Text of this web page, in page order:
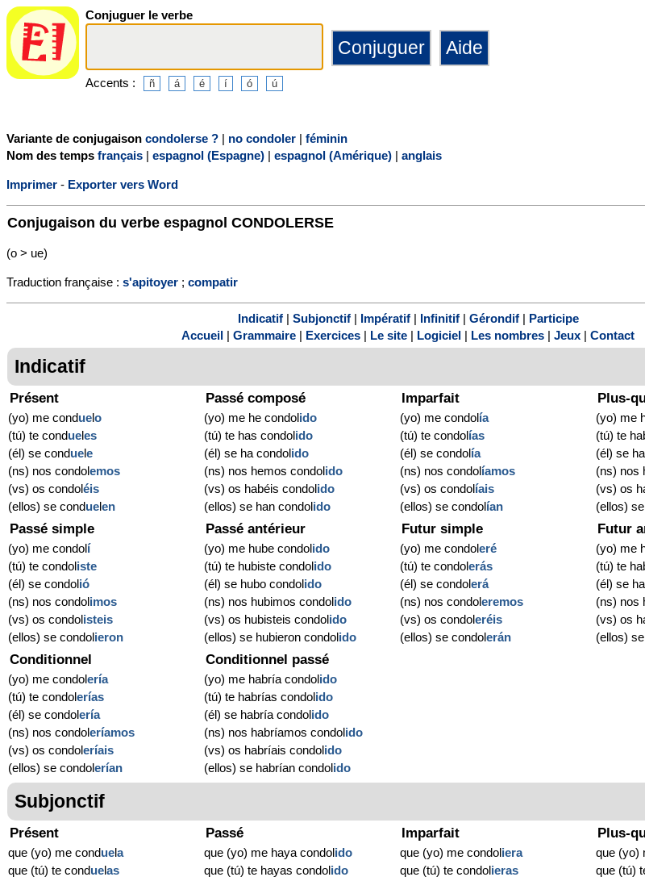
Conjuguer le verbe
Accents :
Variante de conjugaison condolerse ? | no condoler | féminin
Nom des temps français | espagnol (Espagne) | espagnol (Amérique) | anglais
Imprimer - Exporter vers Word
Conjugaison du verbe espagnol CONDOLERSE
(o > ue)
Traduction française : s'apitoyer ; compatir
Indicatif| Subjonctif| Impératif| Infinitif| Gérondif| Participe
Accueil | Grammaire | Exercices | Le site | Logiciel | Les nombres | Jeux | Contact
Indicatif
Présent
(yo) me conduelo
(tú) te condueles
(él) se conduele
(ns) nos condolemos
(vs) os condoléis
(ellos) se conduelen
Passé composé
(yo) me he condolido
(tú) te has condolido
(él) se ha condolido
(ns) nos hemos condolido
(vs) os habéis condolido
(ellos) se han condolido
Imparfait
(yo) me condolía
(tú) te condolías
(él) se condolía
(ns) nos condolíamos
(vs) os condolíais
(ellos) se condolían
Plus-
(yo) me
(tú) te
(él) se
(ns) nos
(vs) os
(ellos)
Passé simple
(yo) me condolí
(tú) te condoliste
(él) se condolió
(ns) nos condolimos
(vs) os condolisteis
(ellos) se condolieron
Passé antérieur
(yo) me hube condolido
(tú) te hubiste condolido
(él) se hubo condolido
(ns) nos hubimos condolido
(vs) os hubisteis condolido
(ellos) se hubieron condolido
Futur simple
(yo) me condoleré
(tú) te condolerás
(él) se condolerá
(ns) nos condoleremos
(vs) os condoleréis
(ellos) se condolerán
Futur
(yo) me
(tú) te
(él) se
(ns) nos
(vs) os
(ellos)
Conditionnel
(yo) me condolería
(tú) te condolerías
(él) se condolería
(ns) nos condoleríamos
(vs) os condoleríais
(ellos) se condolerían
Conditionnel passé
(yo) me habría condolido
(tú) te habrías condolido
(él) se habría condolido
(ns) nos habríamos condolido
(vs) os habríais condolido
(ellos) se habrían condolido
Subjonctif
Présent
que (yo) me conduela
que (tú) te conduelas
Passé
que (yo) me haya condolido
que (tú) te hayas condolido
Imparfait
que (yo) me condoliera
que (tú) te condolieras
Plus-
que (yo)
que (tú)